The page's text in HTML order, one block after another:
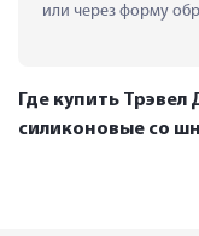
или через форму
Где купить
силиконовые со